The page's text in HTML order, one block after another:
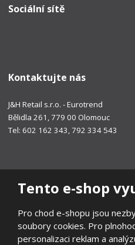
Tento e-shop
Pro chod e-shopu jsou
soubory cookies. Pro
personalizaci reklam a
Sociální sítě
Kontaktujte nás
J&H Retail s.r.o. - Eurotrend
Bělidla 261, 779 00 Olomouc
Tel: 602 162 343, 792 334 543